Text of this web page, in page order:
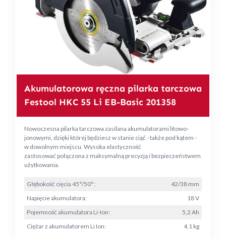
Akumulatorowa ręczna pilarka tarczowa
Festool HKC 55 Li EB-Basic 201358
Nowoczesna pilarka tarczowa zasilana akumulatorami litowo-
jonowymi, dzięki której będziesz w stanie ciąć - także pod kątem -
w dowolnym miejscu. Wysoka elastyczność
zastosować połączona z maksymalną precyzją i bezpieczeństwem
użytkowania.
Głębokość cięcia 45°/50°:
42/38 mm
Napięcie akumulatora:
18 V
Pojemność akumulatora Li-Ion:
5,2 Ah
Ciężar z akumulatorem Li Ion:
4,1 kg